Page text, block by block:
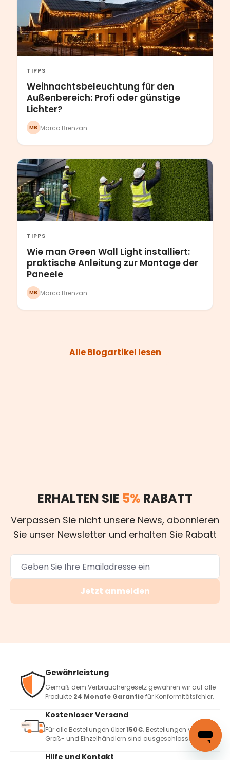
TIPPS
Weihnachtsbeleuchtung für den
Außenbereich: Profi oder günstige
Lichter?
MB Marco Brenzan
TIPPS
Wie man Green Wall Light installiert:
praktische Anleitung zur Montage der
Paneele
MB Marco Brenzan
Alle Blogartikel lesen
ERHALTEN SIE 5% RABATT
Verpassen Sie nicht unsere News, abonnieren
Sie unser Newsletter und erhalten Sie Rabatt
Jetzt anmelden
Gewährleistung
Gemäß dem Verbrauchergesetz gewähren wir auf alle
Produkte 24 Monate Garantiefür Konformitätsfehler.
Kostenloser Versand
Für alle Bestellungen über150€. Bestellungen von
Groß- und Einzelhändlern sind ausgeschlossen
Hilfe und Kontakt